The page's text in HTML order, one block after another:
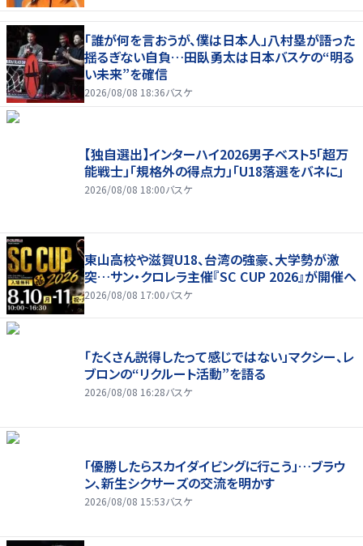
「誰が何を言おうが、僕は日本人」八村塁が語った
揺るぎない自負…田臥勇太は日本バスケの“明る
い未来”を確信
2026/08/08 18:36バスケ
【独自選出】インターハイ2026男子ベスト5「超万
能戦士」「規格外の得点力」「U18落選をバネに」
2026/08/08 18:00バスケ
東山高校や滋賀U18、台湾の強豪、大学勢が激
突…サン・クロレラ主催『SC CUP 2026』が開催へ
2026/08/08 17:00バスケ
「たくさん説得したって感じではない」マクシー、レ
ブロンの“リクルート活動”を語る
2026/08/08 16:28バスケ
「優勝したらスカイダイビングに行こう」…ブラウ
ン、新生シクサーズの交流を明かす
2026/08/08 15:53バスケ